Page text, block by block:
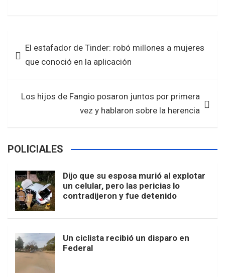
ce
o
o
k
tt at
A
p
p
ar
de
entradas
El estafador de Tinder: robó millones a mujeres
que conoció en la aplicación
Los hijos de Fangio posaron juntos por primera
vez y hablaron sobre la herencia
POLICIALES
Dijo que su esposa murió al explotar
un celular, pero las pericias lo
contradijeron y fue detenido
Un ciclista recibió un disparo en
Federal